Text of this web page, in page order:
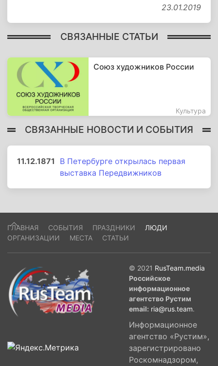
23.01.2019
СВЯЗАННЫЕ СТАТЬИ
Союз художников России
Культура
СВЯЗАННЫЕ НОВОСТИ И СОБЫТИЯ
11.12.1871
В Петербурге открылась первая
выставка Передвижников
ГЛАВНАЯ СОБЫТИЯ ПРАЗДНИКИ
ЛЮДИ
ОРГАНИЗАЦИИ
МЕСТА СТАТЬИ
© 2021 RusTeam.media
Российское
информационное
агентство Рустим
email: ria@rus.team.
Информационное
агентство «Рустим»,
зарегистрировано
Роскомнадзором,